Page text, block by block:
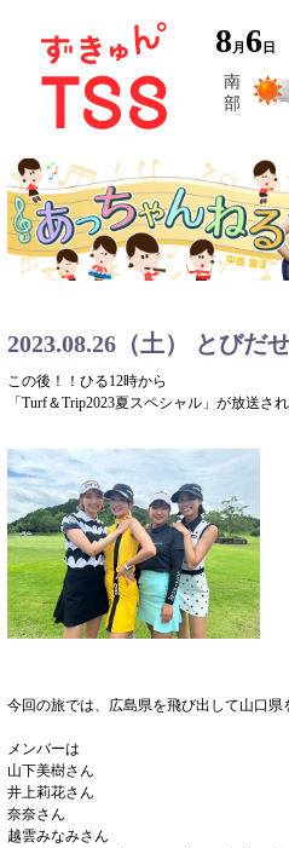
8 月 6日
2023.08.26（土） とびだ
この後！！ひる12時から
「Turf＆Trip2023夏スペシャル」が放送さ
今回の旅では、広島県を飛び出して山口県
メンバーは
山下美樹さん
井上莉花さん
奈奈さん
越雲みなみさん